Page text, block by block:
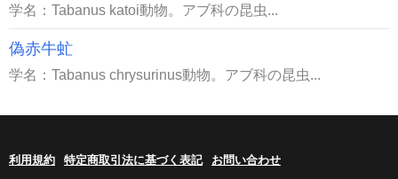
学名：Tabanus katoi動物。アブ科の昆虫...
偽赤牛虻
学名：Tabanus chrysurinus動物。アブ科の昆虫...
利用規約 特定商取引法に基づく表記 お問い合わせ